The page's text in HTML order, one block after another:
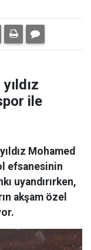
ile
Mohamed
efsanesinin
uyandırırken,
akşam özel